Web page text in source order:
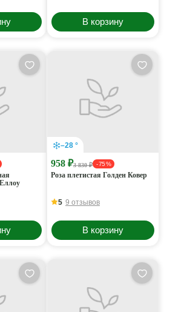
В корзину
–28 °
958 ₽3 830 ₽ - 75 %
Роза плетистая Голден Ковер
5 9 отзывов
В корзину